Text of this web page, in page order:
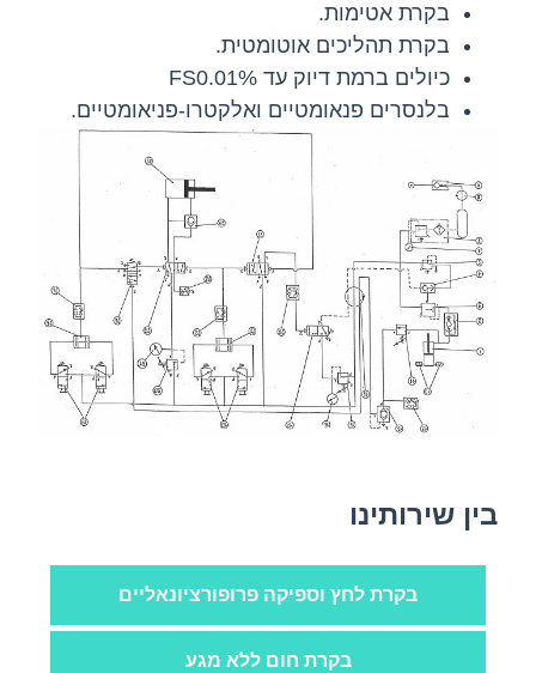
בקרת אטימות.
בקרת תהליכים אוטומטית.
כיולים ברמת דיוק עד
FS0.01%
בלנסרים פנאומטיים ואלקטרו-פניאומטיים.
בין שירותינו
בקרת לחץ וספיקה פרופורציונאליים
בקרת חום ללא מגע